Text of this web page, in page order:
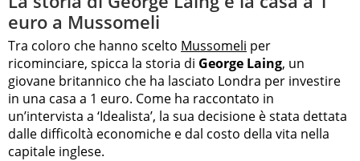
euro a Mussomeli
Tra coloro che hanno scelto Mussomeli per
ricominciare, spicca la storia di George Laing, un
giovane britannico che ha lasciato Londra per investire
in una casa a 1 euro. Come ha raccontato in
un’intervista a ‘Idealista’, la sua decisione è stata dettata
dalle difficoltà economiche e dal costo della vita nella
capitale inglese.